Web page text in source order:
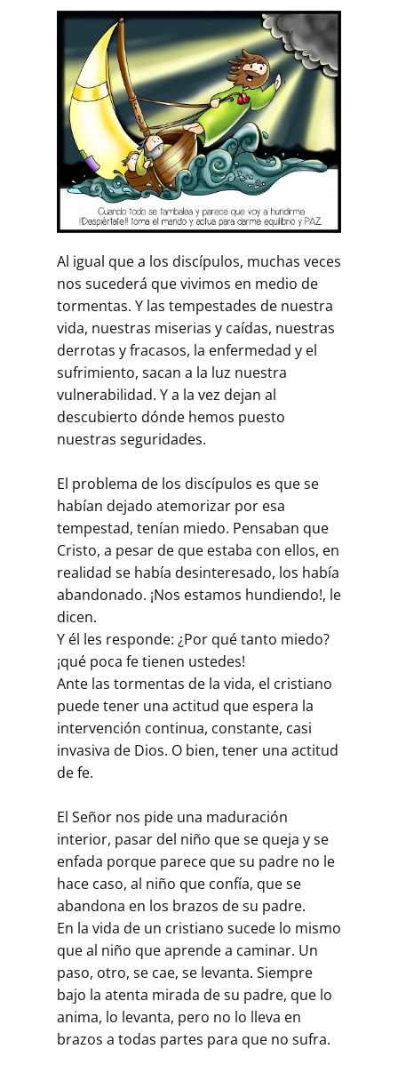
Al igual que a los discípulos, muchas veces
nos sucederá que vivimos en medio de
tormentas. Y las tempestades de nuestra
vida, nuestras miserias y caídas, nuestras
derrotas y fracasos, la enfermedad y el
sufrimiento, sacan a la luz nuestra
vulnerabilidad. Y a la vez dejan al
descubierto dónde hemos puesto
nuestras seguridades.
El problema de los discípulos es que se
habían dejado atemorizar por esa
tempestad, tenían miedo. Pensaban que
Cristo, a pesar de que estaba con ellos, en
realidad se había desinteresado, los había
abandonado. ¡Nos estamos hundiendo!, le
dicen.
Y él les responde: ¿Por qué tanto miedo?
¡qué poca fe tienen ustedes!
Ante las tormentas de la vida, el cristiano
puede tener una actitud que espera la
intervención continua, constante, casi
invasiva de Dios. O bien, tener una actitud
de fe.
El Señor nos pide una maduración
interior, pasar del niño que se queja y se
enfada porque parece que su padre no le
hace caso, al niño que confía, que se
abandona en los brazos de su padre.
En la vida de un cristiano sucede lo mismo
que al niño que aprende a caminar. Un
paso, otro, se cae, se levanta. Siempre
bajo la atenta mirada de su padre, que lo
anima, lo levanta, pero no lo lleva en
brazos a todas partes para que no sufra.